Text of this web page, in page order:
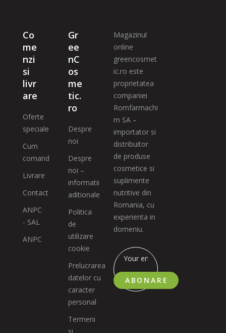
Co
me
nzi
si
livr
are
Oferte
speciale
Cum
comand
Livrare
Contact
ANPC
- SAL
ANPC
Gr
ee
nC
os
me
tic.
ro
Despre
noi
Despre
noi –
informatii
aditionale
Politica
de
utilizare
cookie
Prelucrarea
datelor cu
caracter
personal
Termeni
Magazinul
online
greencosmet
ic.ro este
proprietatea
companiei
Romfarmachi
m SA –
importator si
distribuitor
de produse
cosmetice si
suplimente
nutritive din
Romania, cu
experienta in
domeniu.
ABONARE